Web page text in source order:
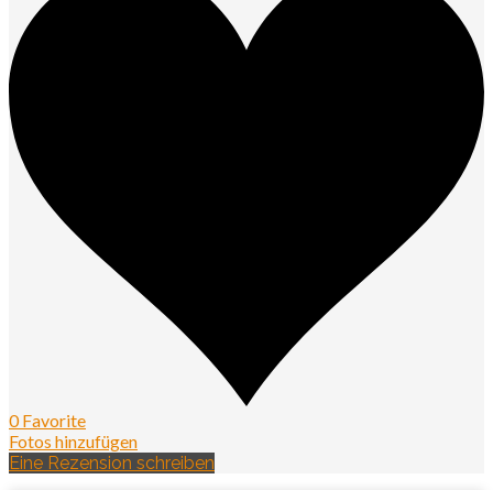
0 Favorite
Fotos hinzufügen
Eine Rezension schreiben